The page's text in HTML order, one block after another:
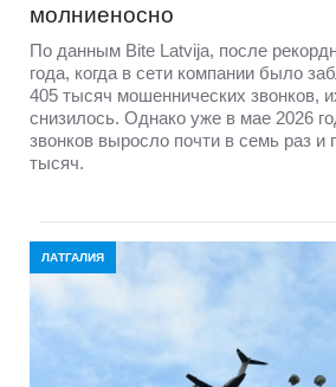
молниеносно
По данным Bite Latvija, после
года, когда в сети компании было
405 тысяч мошеннических звонков,
снизилось. Однако уже в мае 2026
звонков выросло почти в семь раз и
тысяч.
ЛАТГАЛИЯ